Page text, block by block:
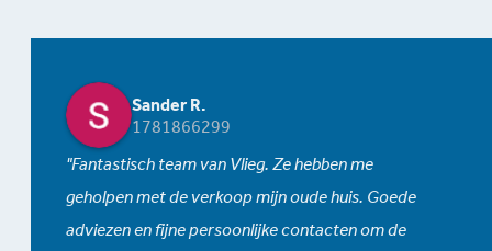
Sander R.
1781866299
Fantastisch team van Vlieg. Ze hebben me
geholpen met de verkoop mijn oude huis. Goede
adviezen en fijne persoonlijke contacten om de